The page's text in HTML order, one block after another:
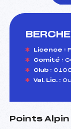
Licence :
Comité :
Club :
Val. Lic. :
Points Alpin